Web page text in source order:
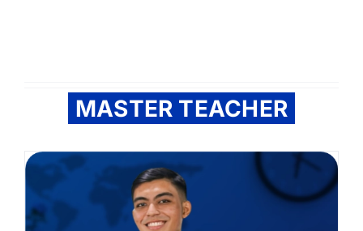
MASTER TEACHER